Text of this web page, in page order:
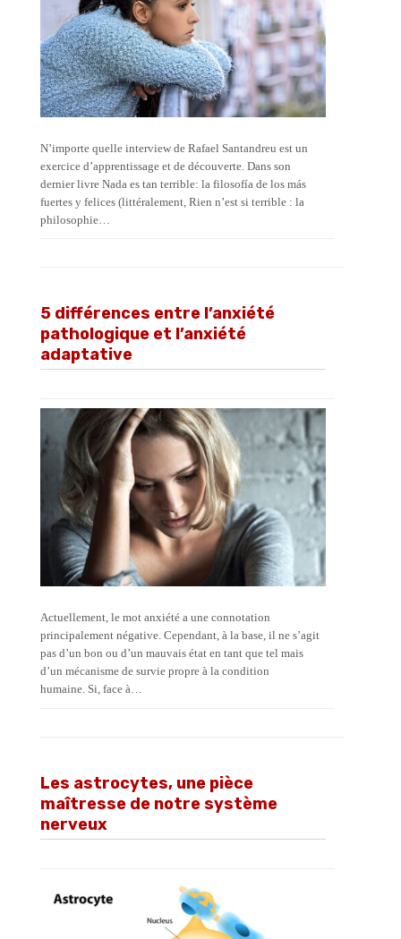
N’importe quelle interview de Rafael Santandreu est un
exercice d’apprentissage et de découverte. Dans son
dernier livre Nada es tan terrible: la filosofía de los más
fuertes y felices (littéralement, Rien n’est si terrible : la
philosophie…
5 différences entre l’anxiété
pathologique et l’anxiété
adaptative
Actuellement, le mot anxiété a une connotation
principalement négative. Cependant, à la base, il ne s’agit
pas d’un bon ou d’un mauvais état en tant que tel mais
d’un mécanisme de survie propre à la condition
humaine. Si, face à…
Les astrocytes, une pièce
maîtresse de notre système
nerveux